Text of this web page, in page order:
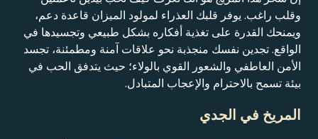
وقلب راغب. يوفر قلبك العذراء لمولود الميزان قاعدة دعم،
ويمنحك القدرة على تغذية أفكاره بشكل طبيعي وتجسيدها في
الواقع. تجدين نفسك منجذبة نحو علاقات آمنة ومطمئنة، تجسد
الأمن العاطفي والشعور القوي بالولاء؛ حيث يتدفق الحب في
بيئة تسمح بالاحترام والإعجاب المتبادل.
المريخ في الجدي